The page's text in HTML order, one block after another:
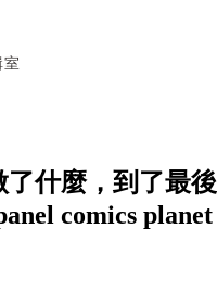
了什麼，到了最
comics planet